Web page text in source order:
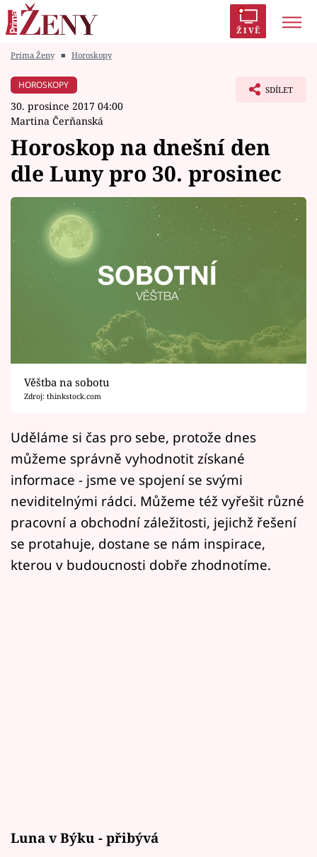
ŽIVĚ
Módní alarm
Témata
Celebrity
Vztahy
Seriály
Horoskopy
Sledujte prima+
Filmový festival Karlovy Vary
Mámy sobě
Přihlášení
Sledujte nás
Prima Ženy ■ Horoskopy
HOROSKOPY
30. prosince 2017 04:00
Martina Čerňanská
SDÍLET
Horoskop na dnešní den
dle Luny pro 30. prosinec
Věštba na sobotu
Zdroj: thinkstock.com
Uděláme si čas pro sebe, protože dnes
můžeme správně vyhodnotit získané
informace - jsme ve spojení se svými
neviditelnými rádci. Můžeme též vyřešit různé
pracovní a obchodní záležitosti, jejichž řešení
se protahuje, dostane se nám inspirace,
kterou v budoucnosti dobře zhodnotíme.
Luna v Býku - přibývá